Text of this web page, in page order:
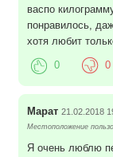
васпо
понравилось,
хотя любит
0 0
Марат 21.02.2018
Местоположение
Я очень люблю